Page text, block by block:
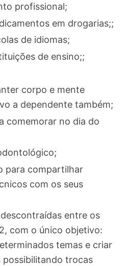
profissional;
em drogarias;;
de idiomas;
de ensino;;
corpo e mente
a dependente também;
comemorar no dia do
para compartilhar
com os seus
entre os
com o único objetivo:
temas e criar
possibilitando trocas